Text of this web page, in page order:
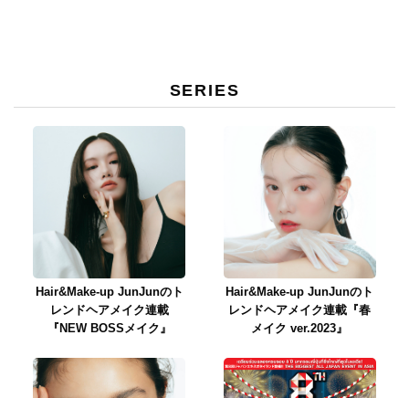
SERIES
Hair&Make-up JunJunのト
レンドヘアメイク連載
『NEW BOSSメイク』
Hair&Make-up JunJunのト
レンドヘアメイク連載『春
メイク ver.2023』